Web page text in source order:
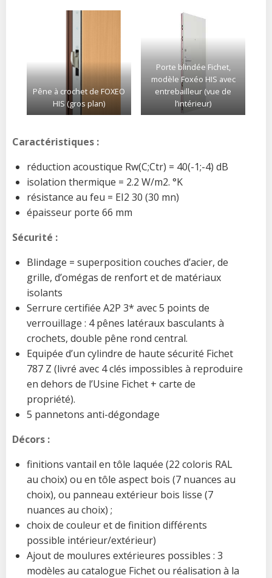
Pêne à crochet de FOXEO
HIS (gros plan)
Porte blindée Fichet,
modèle Foxéo HIS avec
entrebailleur (vue de
l’intérieur)
Caractéristiques :
réduction acoustique Rw(C;Ctr) = 40(-1;-4) dB
isolation thermique = 2.2 W/m2. °K
résistance au feu = EI2 30 (30 mn)
épaisseur porte 66 mm
Sécurité :
Blindage = superposition couches d’acier, de
grille, d’omégas de renfort et de matériaux
isolants
Serrure certifiée A2P 3* avec 5 points de
verrouillage : 4 pênes latéraux basculants à
crochets, double pêne rond central.
Equipée d’un cylindre de haute sécurité Fichet
787 Z (livré avec 4 clés impossibles à reproduire
en dehors de l’Usine Fichet + carte de
propriété).
5 pannetons anti-dégondage
Décors :
finitions vantail en tôle laquée (22 coloris RAL
au choix) ou en tôle aspect bois (7 nuances au
choix), ou panneau extérieur bois lisse (7
nuances au choix) ;
choix de couleur et de finition différents
possible intérieur/extérieur)
Ajout de moulures extérieures possibles : 3
modèles au catalogue Fichet ou réalisation à la